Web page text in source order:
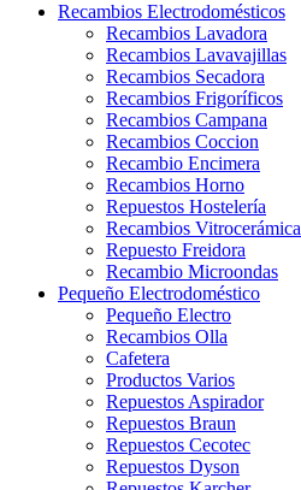
Recambios Electrodomésticos
Recambios Lavadora
Recambios Lavavajillas
Recambios Secadora
Recambios Frigoríficos
Recambios Campana
Recambios Coccion
Recambio Encimera
Recambios Horno
Repuestos Hostelería
Recambios Vitrocerámica
Repuesto Freidora
Recambio Microondas
Pequeño Electrodoméstico
Pequeño Electro
Recambios Olla
Cafetera
Productos Varios
Repuestos Aspirador
Repuestos Braun
Repuestos Cecotec
Repuestos Dyson